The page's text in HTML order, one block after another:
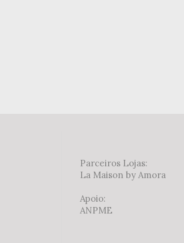
Parceiros Lojas:
La Maison by Amora
Apoio:
ANPME